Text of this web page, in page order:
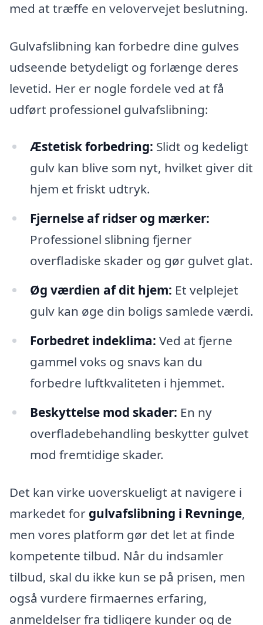
med at træffe en velovervejet beslutning.
Gulvafslibning kan forbedre dine gulves
udseende betydeligt og forlænge deres
levetid. Her er nogle fordele ved at få
udført professionel gulvafslibning:
Æstetisk forbedring: Slidt og kedeligt
gulv kan blive som nyt, hvilket giver dit
hjem et friskt udtryk.
Fjernelse af ridser og mærker:
Professionel slibning fjerner
overfladiske skader og gør gulvet glat.
Øg værdien af dit hjem: Et velplejet
gulv kan øge din boligs samlede værdi.
Forbedret indeklima: Ved at fjerne
gammel voks og snavs kan du
forbedre luftkvaliteten i hjemmet.
Beskyttelse mod skader: En ny
overfladebehandling beskytter gulvet
mod fremtidige skader.
Det kan virke uoverskueligt at navigere i
markedet for gulvafslibning i Revninge,
men vores platform gør det let at finde
kompetente tilbud. Når du indsamler
tilbud, skal du ikke kun se på prisen, men
også vurdere firmaernes erfaring,
anmeldelser fra tidligere kunder og de